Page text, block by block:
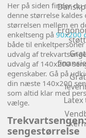
Latex
Her på siden finder du
denne størrelse
størrelsen mellem en
enkeltseng på 90x200
både til
udvalg af
udvalg af 140x200
egenskaber. Gå på
din næste 140x200
som altid klar med
vælge.
sengestørrelse